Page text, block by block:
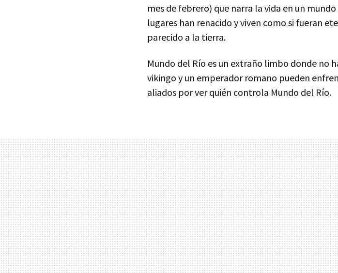
mes de febrero) que narra la vida en un
lugares han renacido y viven como si fueran
parecido a la tierra.
Mundo del Río es un extraño limbo donde no
vikingo y un emperador romano pueden
aliados por ver quién controla Mundo del Río.